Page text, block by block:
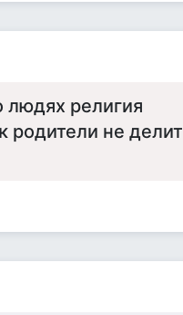
людях религия
родители не делит